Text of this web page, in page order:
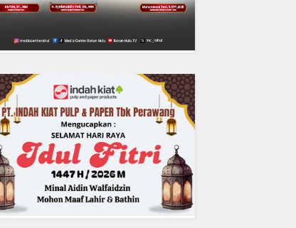
Polres Inhil bersama Pemkab
Riau Perkuat Sinergi Tangani
Liar di